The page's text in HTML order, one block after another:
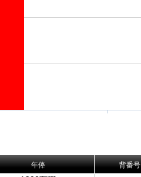
年俸 背番号